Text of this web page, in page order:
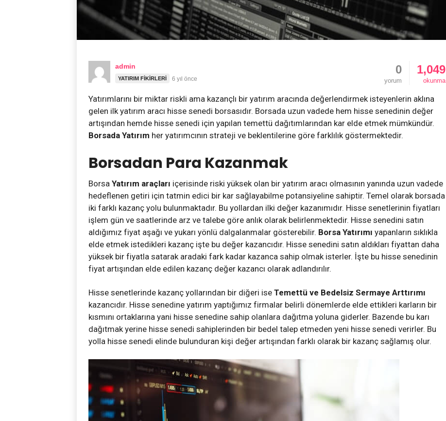
admin
YATIRIM FIKIRLERI 6 yıl önce
1,049
okunma
0
yorum
Yatırımlarını bir miktar riskli ama kazançlı bir yatırım aracında değerlendirmek isteyenlerin aklına
gelen ilk yatırım aracı hisse senedi borsasıdır. Borsada uzun vadede hem hisse senedinin değer
artışından hemde hisse senedi için yapılan temettü dağıtımlarından kar elde etmek mümkündür.
Borsada Yatırım her yatırımcının strateji ve beklentilerine göre farklılık göstermektedir.
Borsadan Para Kazanmak
Borsa Yatırım araçları içerisinde riski yüksek olan bir yatırım aracı olmasının yanında uzun vadede
hedeflenen getiri için tatmin edici bir kar sağlayabilme potansiyeline sahiptir. Temel olarak borsada
iki farklı kazanç yolu bulunmaktadır. Bu yollardan ilki değer kazanımıdır. Hisse senetlerinin fiyatları
işlem gün ve saatlerinde arz ve talebe göre anlık olarak belirlenmektedir. Hisse senedini satın
aldığımız fiyat aşağı ve yukarı yönlü dalgalanmalar gösterebilir. Borsa Yatırımı yapanların sıklıkla
elde etmek istedikleri kazanç işte bu değer kazancıdır. Hisse senedini satın aldıkları fiyattan daha
yüksek bir fiyatla satarak aradaki fark kadar kazanca sahip olmak isterler. İşte bu hisse senedinin
fiyat artışından elde edilen kazanç değer kazancı olarak adlandırılır.
Hisse senetlerinde kazanç yollarından bir diğeri ise Temettü ve Bedelsiz Sermaye Arttırımı
kazancıdır. Hisse senedine yatırım yaptığımız firmalar belirli dönemlerde elde ettikleri karların bir
kısmını ortaklarına yani hisse senedine sahip olanlara dağıtma yoluna giderler. Bazende bu karı
dağıtmak yerine hisse senedi sahiplerinden bir bedel talep etmeden yeni hisse senedi verirler. Bu
yolla hisse senedi elinde bulunduran kişi değer artışından farklı olarak bir kazanç sağlamış olur.